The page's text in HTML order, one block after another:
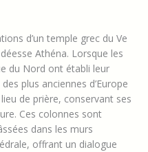
d’un temple grec du Ve
Athéna. Lorsque les
du Nord ont établi leur
plus anciennes d’Europe
de prière, conservant ses
Ces colonnes sont
dans les murs
offrant un dialogue